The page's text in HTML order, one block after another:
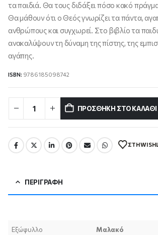
1.43 €.είναι:
1.29 €.
τα παιδιά. Θα τους διδάξει πόσο κακό
Θα μάθουν ότι ο Θεός γνωρίζει τα πάντα,
ανθρώπους και συγχωρεί. Στο βιβλίο τα
ανακαλύψουν τη δύναμη της πίστης, της
αγάπης.
ISBN: 9786185098742
ΠΡΟΣΘΉΚΗ ΣΤΟ ΚΑΛΆΘΙ
ΣΤΗ
ΠΕΡΙΓΡΑΦΉ
Εξώφυλλο Μαλακό